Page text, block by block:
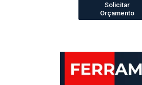
Solicitar
Orçamento